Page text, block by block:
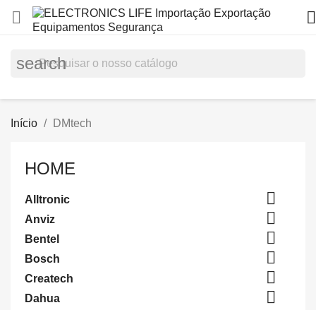
 
search
Início DMtech
HOME
Alltronic 
Anviz 
Bentel 
Bosch 
Createch 
Dahua 